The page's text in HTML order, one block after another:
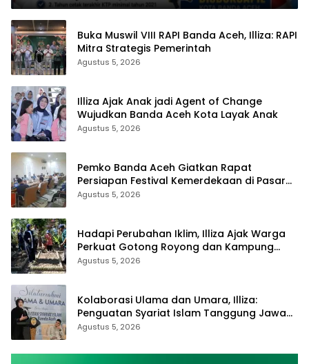
Buka Muswil VIII RAPI Banda Aceh, Illiza: RAPI
Mitra Strategis Pemerintah
Agustus 5, 2026
Illiza Ajak Anak jadi Agent of Change
Wujudkan Banda Aceh Kota Layak Anak
Agustus 5, 2026
Pemko Banda Aceh Giatkan Rapat
Persiapan Festival Kemerdekaan di Pasar
Atjeh
Agustus 5, 2026
Hadapi Perubahan Iklim, Illiza Ajak Warga
Perkuat Gotong Royong dan Kampung
Proklim
Agustus 5, 2026
Kolaborasi Ulama dan Umara, Illiza:
Penguatan Syariat Islam Tanggung Jawab
Bersama
Agustus 5, 2026